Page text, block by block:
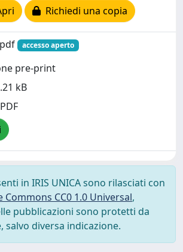
Richiedi una copia
accesso aperto
pre-print
kB
in IRIS UNICA sono rilasciati con
Commons CC0 1.0 Universal,
pubblicazioni sono protetti da
diversa indicazione.